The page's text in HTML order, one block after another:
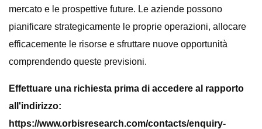
mercato e le prospettive future. Le aziende possono
pianificare strategicamente le proprie operazioni, allocare
efficacemente le risorse e sfruttare nuove opportunità
comprendendo queste previsioni.
Effettuare una richiesta prima di accedere al rapporto
all'indirizzo:
https://www.orbisresearch.com/contacts/enquiry-